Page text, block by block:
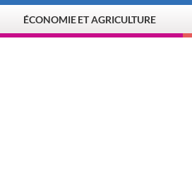
ÉCONOMIE ET AGRICULTURE